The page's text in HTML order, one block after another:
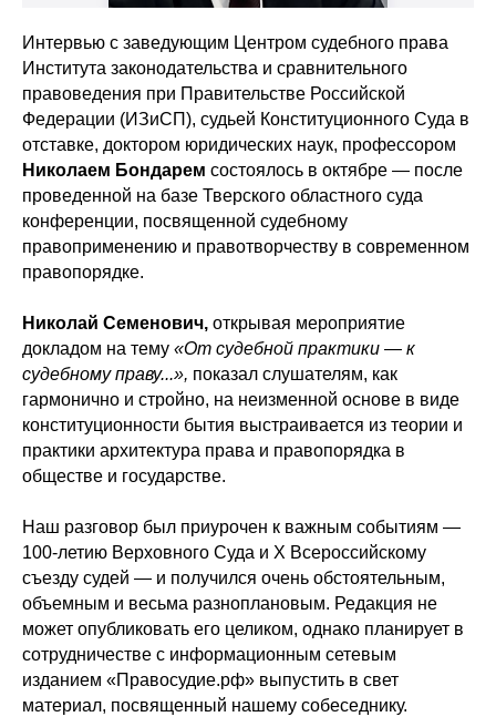
Интервью с заведующим Центром судебного права
Института законодательства и сравнительного
правоведения при Правительстве Российской
Федерации (ИЗиСП), судьей Конституционного Суда в
отставке, доктором юридических наук, профессором
Николаем Бондарем состоялось в октябре — после
проведенной на базе Тверского областного суда
конференции, посвященной судебному
правоприменению и правотворчеству в современном
правопорядке.
Николай Семенович, открывая мероприятие
докладом на тему «От судебной практики — к
судебному праву...», показал слушателям, как
гармонично и стройно, на неизменной основе в виде
конституционности бытия выстраивается из теории и
практики архитектура права и правопорядка в
обществе и государстве.
Наш разговор был приурочен к важным событиям —
100-летию Верховного Суда и X Всероссийскому
съезду судей — и получился очень обстоятельным,
объемным и весьма разноплановым. Редакция не
может опубликовать его целиком, однако планирует в
сотрудничестве с информационным сетевым
изданием «Правосудие.рф» выпустить в свет
материал, посвященный нашему собеседнику.